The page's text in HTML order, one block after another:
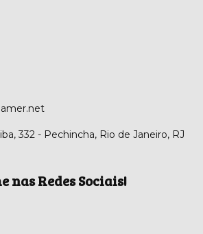
332 - Pechincha, Rio de Janeiro, RJ
nas Redes Sociais!